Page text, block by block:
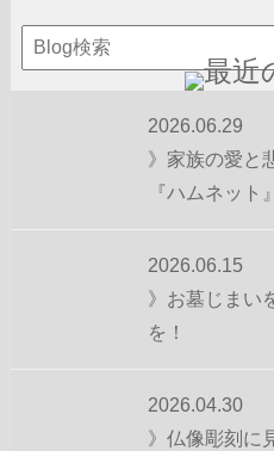
2026.06.29
》家族の愛と
『ハムネット
2026.06.15
》お墓じまい
を！
2026.04.30
》仏像彫刻に